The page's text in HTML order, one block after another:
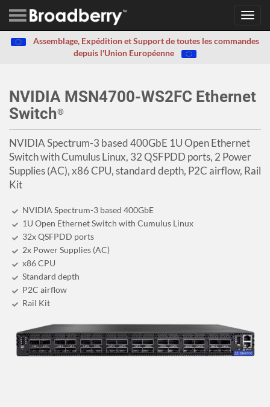
Assemblage, Expédition et Support de toutes les commandes
depuis l'Union Européenne
NVIDIA MSN4700-WS2FC Ethernet
Switch®
NVIDIA Spectrum-3 based 400GbE 1U Open Ethernet
Switch with Cumulus Linux, 32 QSFPDD ports, 2 Power
Supplies (AC), x86 CPU, standard depth, P2C airflow, Rail
Kit
NVIDIA Spectrum-3 based 400GbE
1U Open Ethernet Switch with Cumulus Linux
32x QSFPDD ports
2x Power Supplies (AC)
x86 CPU
Standard depth
P2C airflow
Rail Kit